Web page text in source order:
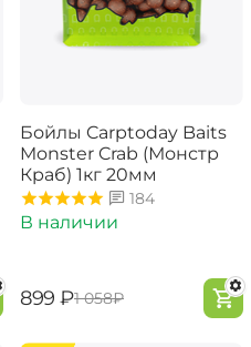
Бойлы Carptoday Baits
Monster Crab (Монстр
Краб) 1кг 20мм
184
В наличии
‍899‍ ₽‍1 058‍₽